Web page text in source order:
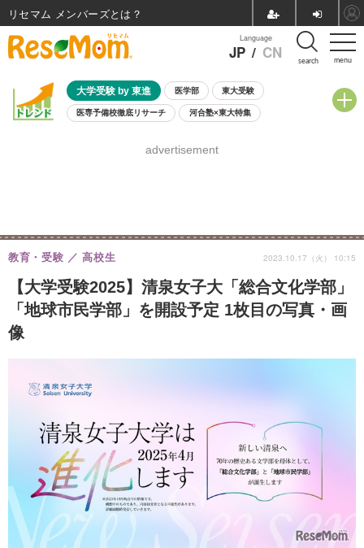
menu
Language
JP / CN search
大学受験 by 東進 医学部 東大受験
医専予備校徹底リサーチ 河合塾×東大特集
8月開催学校説明会・相談会
advertisement
【大学受験2025】清泉女子大「総合文化学部」
「地球市民学部」を開設予定 1枚目の写真・画
像
教育・受験 高校生 2023.10.17（火） 10:15
リセマム メンバーズ